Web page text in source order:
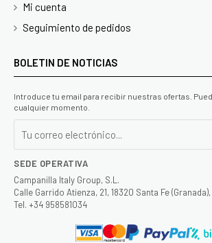
Mi cuenta
Seguimiento de pedidos
BOLETIN DE NOTICIAS
Introduce tu email para recibir nuestras ofertas.
cualquier momento.
SEDE OPERATIVA
Campanilla Italy Group, S.L.
Calle Garrido Atienza, 21, 18320 Santa Fe
Tel. +34 958581034